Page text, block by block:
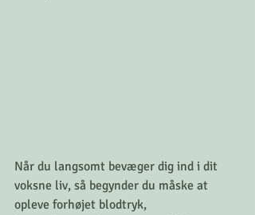
Når du langsomt bevæger dig ind i dit
voksne liv, så begynder du måske at
opleve forhøjet blodtryk,